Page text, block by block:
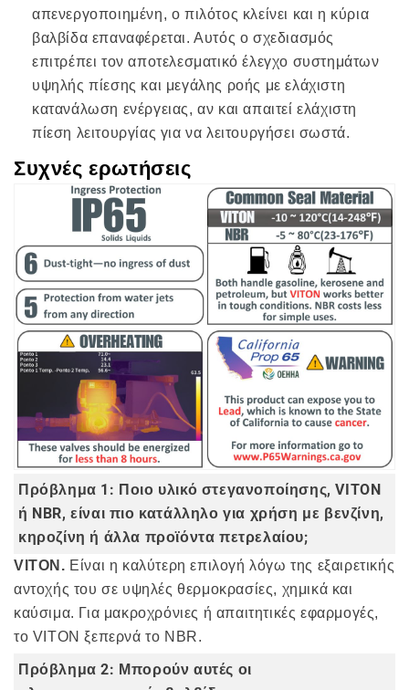
απενεργοποιημένη, ο πιλότος κλείνει και η κύρια
βαλβίδα επαναφέρεται. Αυτός ο σχεδιασμός
επιτρέπει τον αποτελεσματικό έλεγχο συστημάτων
υψηλής πίεσης και μεγάλης ροής με ελάχιστη
κατανάλωση ενέργειας, αν και απαιτεί ελάχιστη
πίεση λειτουργίας για να λειτουργήσει σωστά.
Συχνές ερωτήσεις
Πρόβλημα 1: Ποιο υλικό στεγανοποίησης, VITON
ή NBR, είναι πιο κατάλληλο για χρήση με βενζίνη,
κηροζίνη ή άλλα προϊόντα πετρελαίου;
VITON. Είναι η καλύτερη επιλογή λόγω της εξαιρετικής
αντοχής του σε υψηλές θερμοκρασίες, χημικά και
καύσιμα. Για μακροχρόνιες ή απαιτητικές εφαρμογές,
το VITON ξεπερνά το NBR.
Πρόβλημα 2: Μπορούν αυτές οι